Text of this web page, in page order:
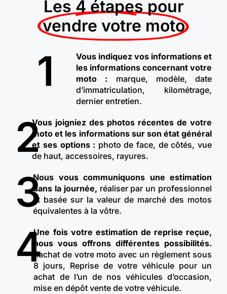
Les 4 étapes pour
vendre votre moto
1
Vous indiquez vos informations et
les informations concernant votre
moto : marque, modèle, date
d’immatriculation, kilométrage,
dernier entretien.
2Vous joigniez des photos récentes de votre
moto et les informations sur son état général
et ses options : photo de face, de côtés, vue
de haut, accessoires, rayures.
3Nous vous communiquons une estimation
dans la journée, réaliser par un professionnel
et basée sur la valeur de marché des motos
équivalentes à la vôtre.
4Une fois votre estimation de reprise reçue,
nous vous offrons différentes possibilités.
Rachat de votre moto avec un règlement sous
8 jours, Reprise de votre véhicule pour un
achat de l’un de nos véhicules d’occasion,
mise en dépôt vente de votre véhicule.